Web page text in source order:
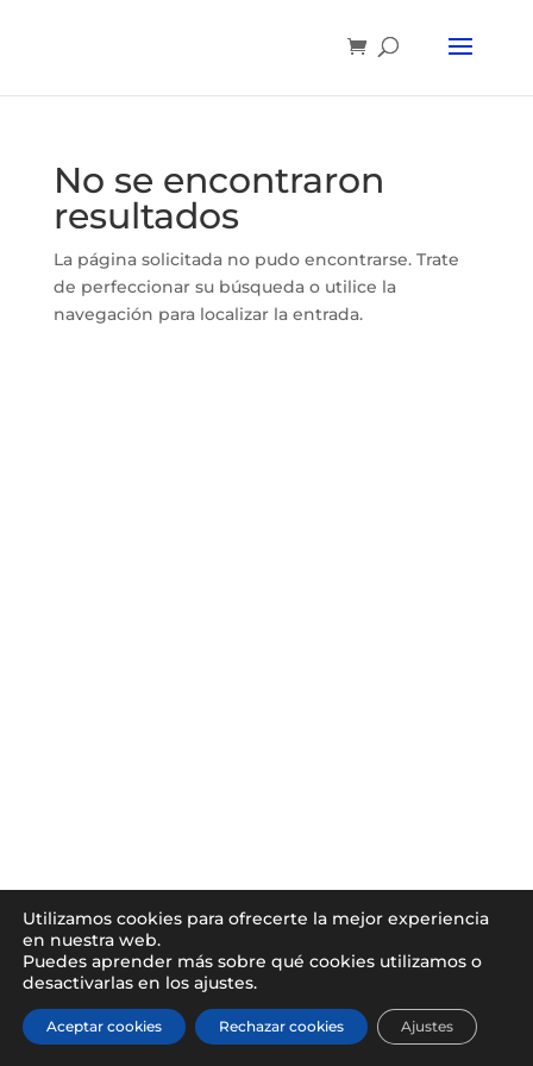
No se encontraron
resultados
La página solicitada no pudo encontrarse. Trate
de perfeccionar su búsqueda o utilice la
navegación para localizar la entrada.
Utilizamos cookies para ofrecerte la mejor experiencia
en nuestra web.
Puedes aprender más sobre qué cookies utilizamos o
desactivarlas en los ajustes.
Aceptar cookies Rechazar cookies Ajustes